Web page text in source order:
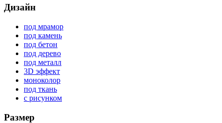
Дизайн
под мрамор
под камень
под бетон
под дерево
под металл
3D эффект
моноколор
под ткань
с рисунком
Размер